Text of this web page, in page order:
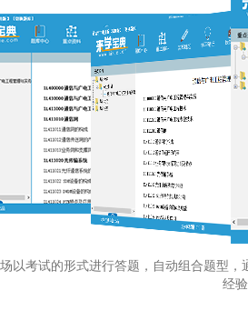
以考试的形式进行答题，自动组合题型
经